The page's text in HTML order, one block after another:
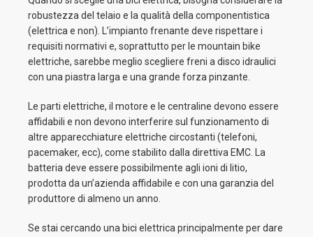
robustezza del telaio e la qualità della componentistica
(elettrica e non). L’impianto frenante deve rispettare i
requisiti normativi e, soprattutto per le mountain bike
elettriche, sarebbe meglio scegliere freni a disco idraulici
con una piastra larga e una grande forza pinzante.
Le parti elettriche, il motore e le centraline devono essere
affidabili e non devono interferire sul funzionamento di
altre apparecchiature elettriche circostanti (telefoni,
pacemaker, ecc), come stabilito dalla direttiva EMC. La
batteria deve essere possibilmente agli ioni di litio,
prodotta da un’azienda affidabile e con una garanzia del
produttore di almeno un anno.
Se stai cercando una bici elettrica principalmente per dare